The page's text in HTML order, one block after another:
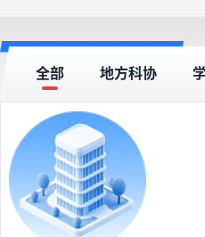
全部 地方科协